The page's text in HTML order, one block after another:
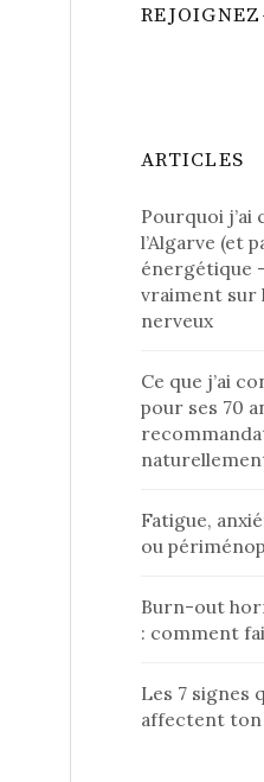
ARTICLES
Pourquoi j’ai
l’Algarve (et
énergétique
vraiment sur
nerveux
Ce que j’ai
pour ses 70
Fatigue,
ou
Burn-out
: comment
Les 7 signes
affectent ton